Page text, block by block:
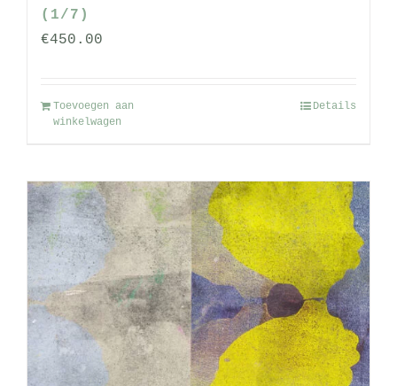
(1/7)
€450.00
Toevoegen aan
winkelwagen
Details